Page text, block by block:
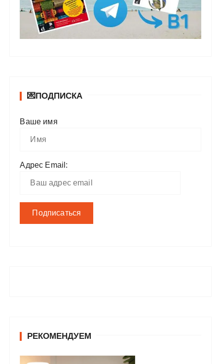
💌ПОДПИСКА
Ваше имя
Адрес Email:
РЕКОМЕНДУЕМ